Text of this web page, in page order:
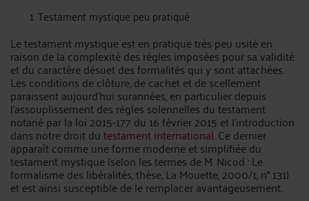
Testament mystique peu pratiqué
Le testament mystique est en pratique très peu usité en
raison de la complexité des règles imposées pour sa validité
et du caractère désuet des formalités qui y sont attachées.
Les conditions de clôture, de cachet et de scellement
paraissent aujourd'hui surannées, en particulier depuis
l'assouplissement des règles solennelles du testament
notarié par la loi 2015-177 du 16 février 2015 et l'introduction
dans notre droit du testament international.Ce dernier
apparaît comme une forme moderne et simplifiée du
testament mystique (selon les termes de M. Nicod : Le
formalisme des libéralités, thèse, La Mouette, 2000/1, n° 131)
et est ainsi susceptible de le remplacer avantageusement.